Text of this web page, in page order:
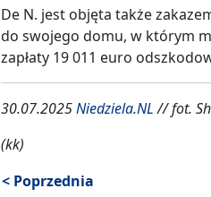
De N. jest objęta także
do swojego domu, w którym
zapłaty 19 011 euro
30.07.2025Niedziela.NL// fot.
(kk)
< Poprzednia